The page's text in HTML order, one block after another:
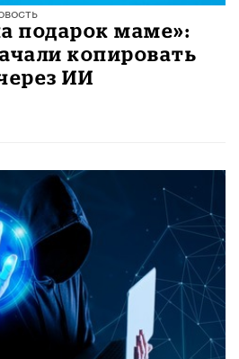
подарок маме»:
копировать
ИИ